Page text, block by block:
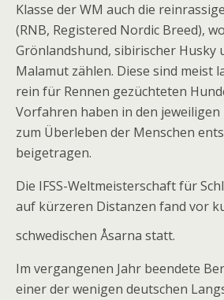
Klasse der WM auch die
(RNB, Registered Nordic Breed),
Grönlandshund, sibirischer Husky
Malamut zählen. Diese sind meist
rein für Rennen gezüchteten
Vorfahren haben in den
zum Überleben der Menschen
beigetragen.
Die IFSS-Weltmeisterschaft für
auf kürzeren Distanzen fand vor
schwedischen Åsarna statt.
Im vergangenen Jahr beendete
einer der wenigen deutschen